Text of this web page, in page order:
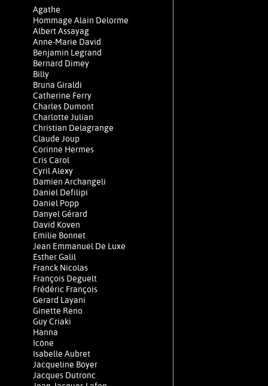
Agathe
Hommage Alain Delorme
Albert Assayag
Anne-Marie David
Benjamin Legrand
Bernard Dimey
Billy
Bruna Giraldi
Catherine Ferry
Charles Dumont
Charlotte Julian
Christian Delagrange
Claude Joup
Corinne Hermes
Cris Carol
Cyril Alexy
Damien Archangeli
Daniel Defilipi
Daniel Popp
Danyel Gérard
David Koven
Emilie Bonnet
Jean Emmanuel De Luxe
Esther Galil
Franck Nicolas
François Deguelt
Frédéric François
Gerard Layani
Ginette Reno
Guy Criaki
Hanna
Icône
Isabelle Aubret
Jacqueline Boyer
Jacques Dutronc